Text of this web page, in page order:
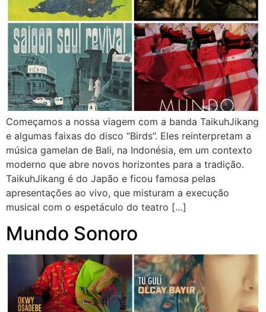
Começamos a nossa viagem com a banda TaikuhJikang
e algumas faixas do disco “Birds”. Eles reinterpretam a
música gamelan de Bali, na Indonésia, em um contexto
moderno que abre novos horizontes para a tradição.
TaikuhJikang é do Japão e ficou famosa pelas
apresentações ao vivo, que misturam a execução
musical com o espetáculo do teatro […]
Mundo Sonoro